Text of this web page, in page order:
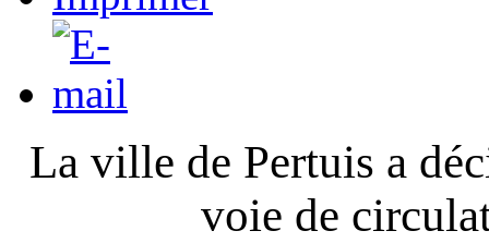
La ville de Pertuis a
voie de